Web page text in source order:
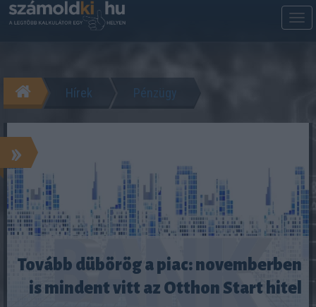
Hírek Pénzügy
»
Tovább dübörög a piac: novemberben
is mindent vitt az Otthon Start hitel